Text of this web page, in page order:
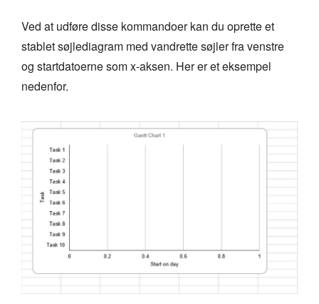
Ved at udføre disse kommandoer kan du oprette et
stablet søjlediagram med vandrette søjler fra venstre
og startdatoerne som x-aksen. Her er et eksempel
nedenfor.